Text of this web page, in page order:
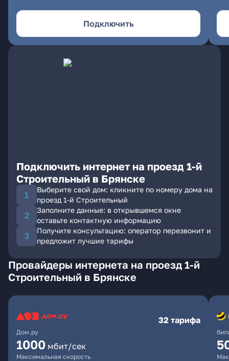
Подключить
Подключить интернет на проезд 1-й
Строительный в Брянске
Выберите свой дом: кликните по номеру дома на
проезд 1-й Строительный
Заполните данные: в открывшемся окне
оставьте контактную информацию
Получите консультацию: оператор перезвонит и
предложит лучшие тарифы
Провайдеры интернета на проезд 1-й
Строительный в Брянске
Дом.ру
32 тарифа
1000 мбит/сек
Максимальная скорость